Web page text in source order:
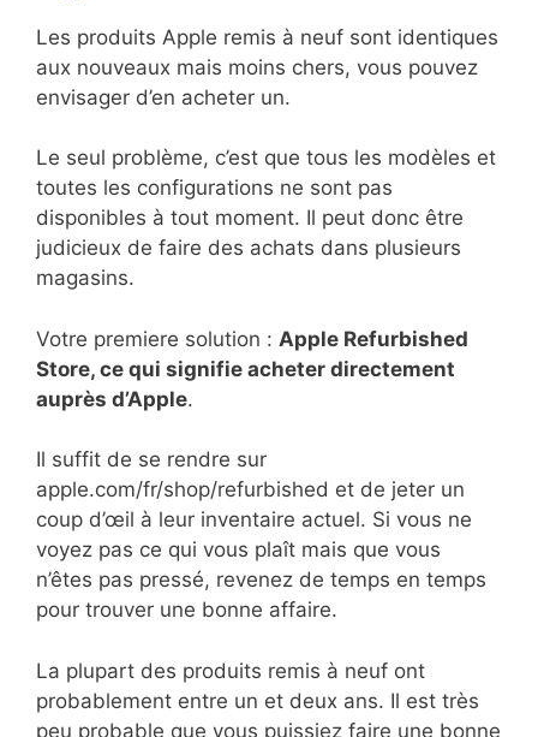
Les produits Apple remis à neuf sont identiques
aux nouveaux mais moins chers, vous pouvez
envisager d’en acheter un.
Le seul problème, c’est que tous les modèles et
toutes les configurations ne sont pas
disponibles à tout moment. Il peut donc être
judicieux de faire des achats dans plusieurs
magasins.
Votre premiere solution : Apple Refurbished
Store, ce qui signifie acheter directement
auprès d’Apple.
Il suffit de se rendre sur
apple.com/fr/shop/refurbished et de jeter un
coup d’œil à leur inventaire actuel. Si vous ne
voyez pas ce qui vous plaît mais que vous
n’êtes pas pressé, revenez de temps en temps
pour trouver une bonne affaire.
La plupart des produits remis à neuf ont
probablement entre un et deux ans. Il est très
peu probable que vous puissiez faire une bonne